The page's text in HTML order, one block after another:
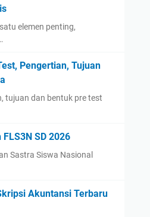
elemen penting,
Pengertian, Tujuan
tujuan dan bentuk pre test
SD 2026
Sastra Siswa Nasional
Akuntansi Terbaru